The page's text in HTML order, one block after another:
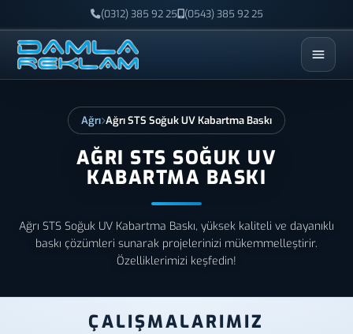
(0312) 385 92 25 (0543) 385 92 25
ESC
Ağrı Ağrı STS Soğuk UV Kabartma Baskı
AĞRI STS SOĞUK UV
KABARTMA BASKI
Ağrı STS Soğuk UV Kabartma Baskı, yüksek kaliteli ve dayanıklı
baskı çözümleri sunarak projelerinizi mükemmelleştirir.
Özelliklerimizi keşfedin!
ÇALIŞMALARIMIZ